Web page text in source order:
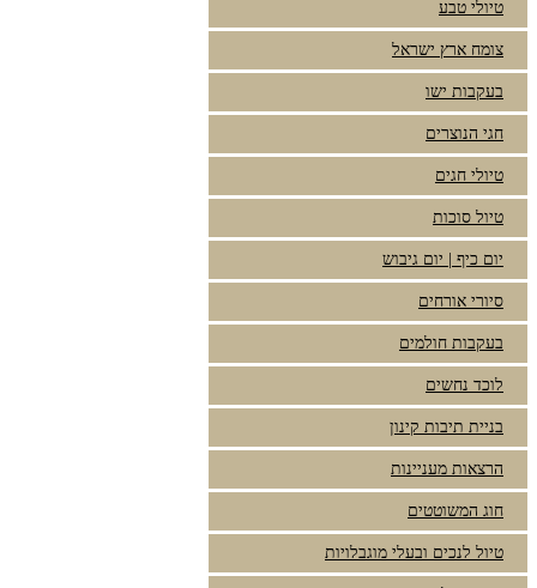
טיולי טבע
צומח ארץ ישראל
בעקבות ישו
חגי הנוצרים
טיולי חגים
טיול סוכות
יום כיף | יום גיבוש
סיורי אורחים
בעקבות חולמים
לוכד נחשים
בניית תיבות קינון
הרצאות מעניינות
חוג המשוטטים
טיול לנכים ובעלי מוגבלויות